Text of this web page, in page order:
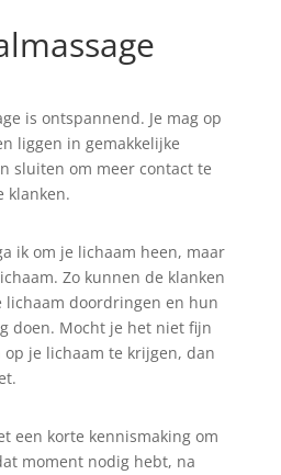
is ontspannend. Je mag op
liggen in gemakkelijke
sluiten om meer contact te
klanken.
ik om je lichaam heen, maar
Zo kunnen de klanken
doordringen en hun
doen. Mocht je het niet fijn
je lichaam te krijgen, dan
een korte kennismaking om
moment nodig hebt, na